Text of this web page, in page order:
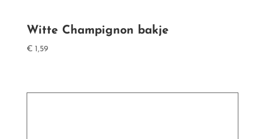
Witte Champignon bakje
€1,59